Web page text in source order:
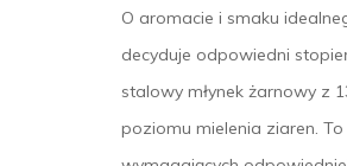
O aromacie i smaku
decyduje odpowiedni
stalowy młynek żarnowy z
poziomu mielenia ziaren.